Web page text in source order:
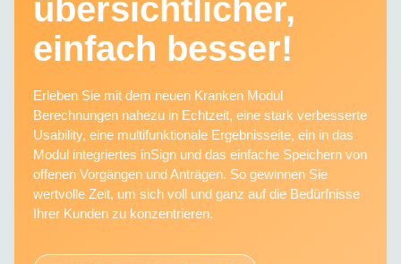
übersichtlicher,
einfach besser!
Erleben Sie mit dem neuen Kranken Modul
Berechnungen nahezu in Echtzeit, eine stark verbesserte
Usability, eine multifunktionale Ergebnisseite, ein in das
Modul integriertes inSign und das einfache Speichern von
offenen Vorgängen und Anträgen. So gewinnen Sie
wertvolle Zeit, um sich voll und ganz auf die Bedürfnisse
Ihrer Kunden zu konzentrieren.